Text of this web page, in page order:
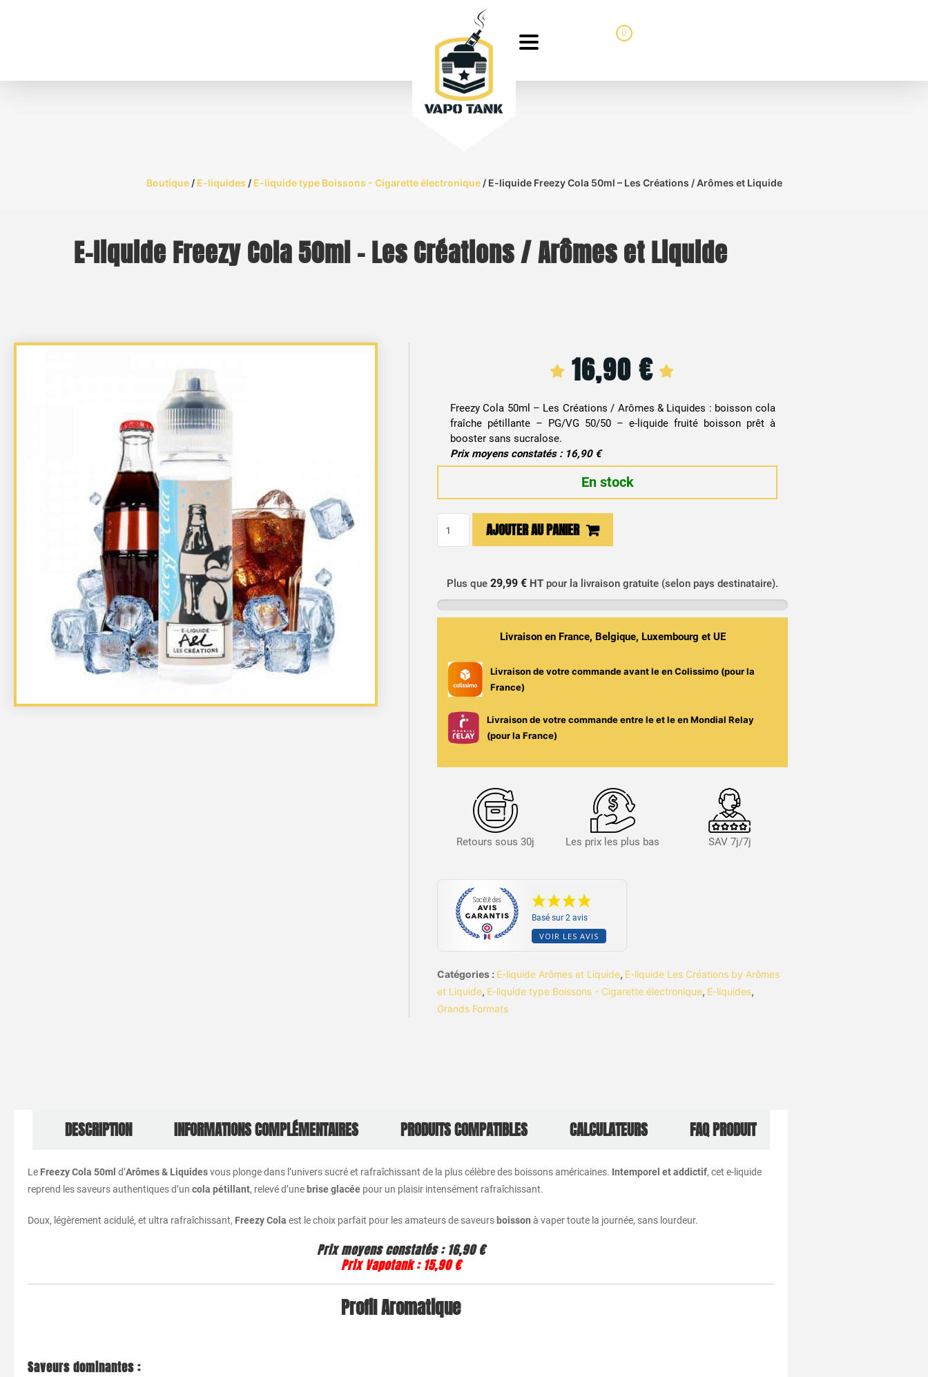
0
Boutique/ E-liquides / E-liquide type Boissons - Cigarette électronique/ E-liquide Freezy Cola 50ml – Les Créations / Arômes et Liquide
E-liquide Freezy Cola 50ml – Les Créations / Arômes et Liquide
16,90€
Freezy Cola 50ml – Les Créations / Arômes & Liquides : boisson cola
fraîche pétillante – PG/VG 50/50 – e-liquide fruité boisson prêt à
booster sans sucralose.
Prix moyens constatés : 16,90 €
En stock
Freezy
Cola
Les
Créations
Arômes
Liquide
AJOUTER AU PANIER
Plus que29,99 € HT pour la livraison gratuite (selon pays destinataire).
Livraison en France, Belgique, Luxembourg et UE
Livraison de votre commande avant leen Colissimo (pour la
France)
Livraison de votre commande entre leet leen Mondial Relay
(pour la France)
Retours sous 30j Les prix les plus bas SAV 7j/7j
Basé sur 2 avis
VOIR LES AVIS
Catégories : E-liquide Arômes et Liquide, E-liquide Les Créations by Arômes
et Liquide, E-liquide type Boissons - Cigarette électronique, E-liquides,
Grands Formats
DESCRIPTION INFORMATIONS COMPLÉMENTAIRES PRODUITS COMPATIBLES CALCULATEURS FAQ PRODUIT
Le Freezy Cola 50ml d’Arômes & Liquidesvous plonge dans l’univers sucré et rafraîchissant de la plus célèbre des boissons américaines. Intemporel et addictif, cet e-liquide
reprend les saveurs authentiques d’un cola pétillant, relevé d’une brise glacée pour un plaisir intensément rafraîchissant.
Doux, légèrement acidulé, et ultra rafraîchissant, Freezy Cola est le choix parfait pour les amateurs de saveurs boisson à vaper toute la journée, sans lourdeur.
Prix moyens constatés : 16,90 €
Prix Vapotank : 15,90 €
Profil Aromatique
Saveurs dominantes :